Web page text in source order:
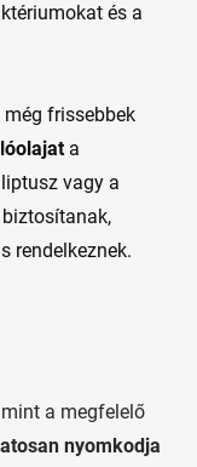
és a
frissebbek
a
vagy a
rendelkeznek.
a megfelelő
nyomkodja